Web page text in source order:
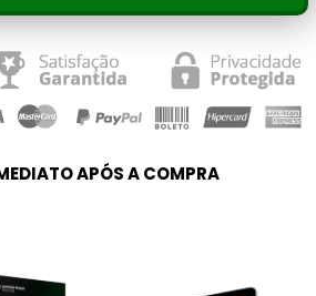
APÓS A COMPRA